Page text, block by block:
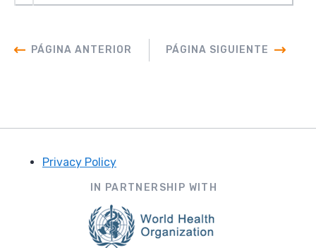
PÁGINA ANTERIOR PÁGINA SIGUIENTE
Privacy Policy
IN PARTNERSHIP WITH